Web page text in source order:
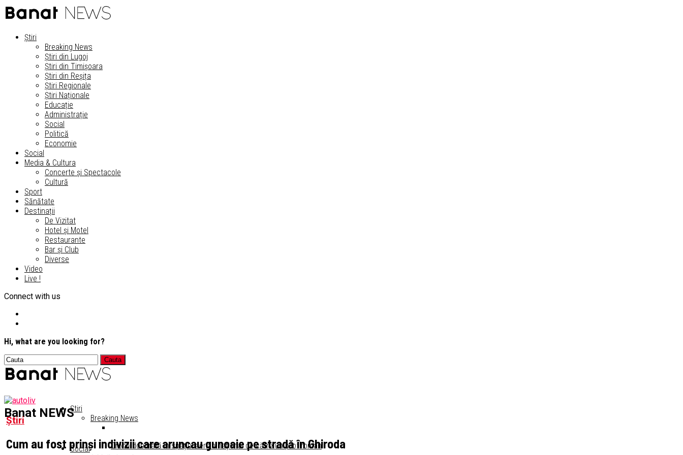
Știri
Breaking News
Știri din Lugoj
Știri din Timișoara
Știri din Reșița
Știri Regionale
Știri Naționale
Educație
Administrație
Social
Politică
Economie
Social
Media & Cultura
Concerte și Spectacole
Cultură
Sport
Sănătate
Destinații
De Vizitat
Hotel și Motel
Restaurante
Bar și Club
Diverse
Video
Live !
Connect with us
Hi, what are you looking for?
Banat NEWSȘtiri
Breaking News
Dronă doborâtă în spaţiul aerian naţional de către un pilot român
Social
Știri
Cum au fost prinși indivizii care aruncau gunoaie pe stradă în Ghiroda